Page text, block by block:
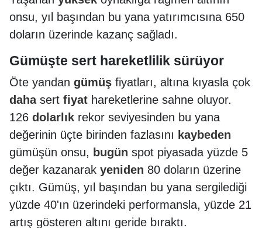
onsu, yıl başından bu yana yatırımcısına 650
doların üzerinde kazanç sağladı.
Gümüşte sert hareketlilik sürüyor
Öte yandan gümüş fiyatları, altına kıyasla çok
dahasert fiyat hareketlerine sahne oluyor.
126 dolarlık rekor seviyesinden bu yana
değerinin üçte birinden fazlasını kaybeden
gümüşün onsu, bugün spot piyasada yüzde 5
değer kazanarak yeniden 80 doların üzerine
çıktı. Gümüş, yıl başından bu yana sergilediği
yüzde 40'ın üzerindeki performansla, yüzde 21
artış gösteren altını geride bıraktı.